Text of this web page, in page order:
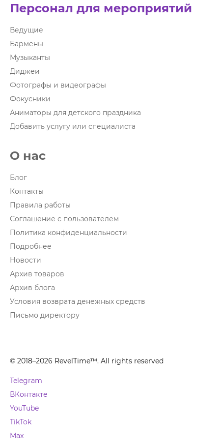
Персонал для мероприятий
Ведущие
Бармены
Музыканты
Диджеи
Фотографы и видеографы
Фокусники
Аниматоры для детского праздника
Добавить услугу или специалиста
О нас
Блог
Контакты
Правила работы
Соглашение с пользователем
Политика конфиденциальности
Подробнее
Новости
Архив товаров
Архив блога
Условия возврата денежных средств
Письмо директору
© 2018–2026 RevelTime™. All rights reserved
Telegram
ВКонтакте
YouTube
TikTok
Max